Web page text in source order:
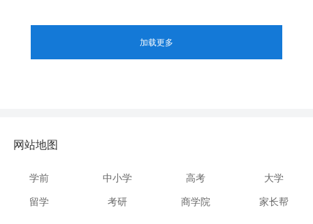
加载更多
网站地图
学前 中小学 高考
大学
留学
考研 商学院 家长帮